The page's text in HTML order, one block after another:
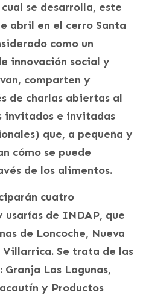
se desarrolla, este
abril en el cerro Santa
como un
innovación social y
comparten y
de charlas abiertas al
invitados e invitadas
que, a pequeña y
cómo se puede
de los alimentos.
cuatro
usarías de INDAP, que
de Loncoche, Nueva
Se trata de las
Las Lagunas,
y Productos